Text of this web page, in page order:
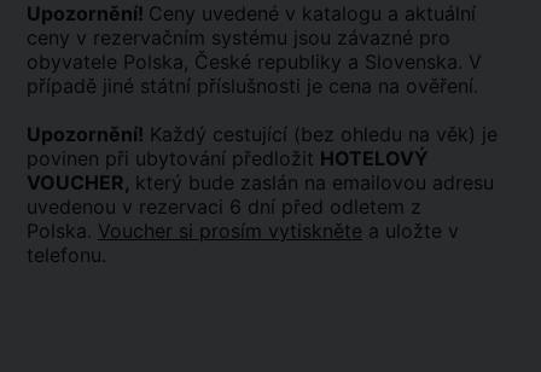
Upozornění! Ceny uvedené v katalogu a aktuální
ceny v rezervačním systému jsou závazné pro
obyvatele Polska, České republiky a Slovenska. V
případě jiné státní příslušnosti je cena na ověření.
Upozornění! Každý cestující (bez ohledu na věk) je
povinen při ubytování předložit HOTELOVÝ
VOUCHER, který bude zaslán na emailovou adresu
uvedenou v rezervaci 6 dní před odletem z
Polska. Voucher si prosím vytiskněte a uložte v
telefonu.